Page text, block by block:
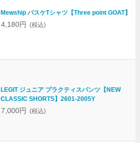
Mewship バスケTシャツ【Three point GOAT】
4,180円 (税込)
LEGIT ジュニア プラクティスパンツ【NEW
CLASSIC SHORTS】2601-2005Y
7,000円 (税込)